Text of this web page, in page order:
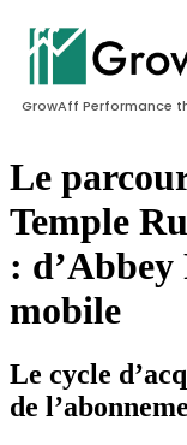
GrowAff Performance
Le
Temple
:
mobile
Le cycle
de